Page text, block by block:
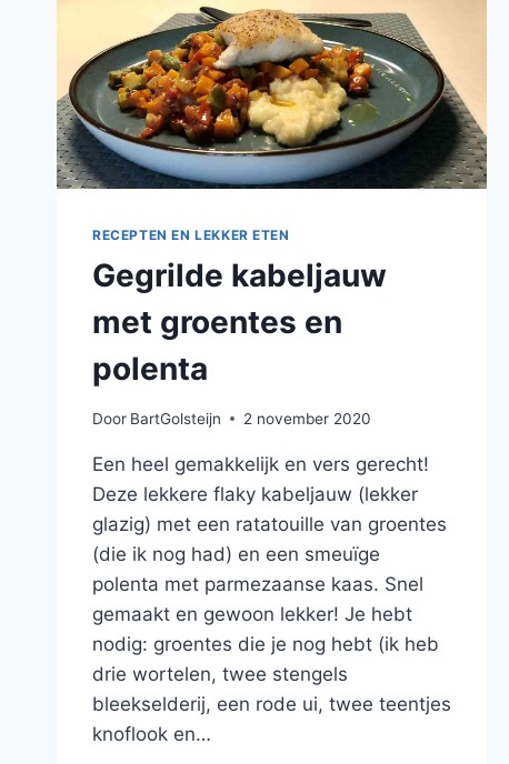
RECEPTEN EN LEKKER ETEN
Gegrilde kabeljauw
met groentes en
polenta
Door BartGolsteijn 2 november 2020
Een heel gemakkelijk en vers gerecht!
Deze lekkere flaky kabeljauw (lekker
glazig) met een ratatouille van groentes
(die ik nog had) en een smeuïge
polenta met parmezaanse kaas. Snel
gemaakt en gewoon lekker! Je hebt
nodig: groentes die je nog hebt (ik heb
drie wortelen, twee stengels
bleekselderij, een rode ui, twee teentjes
knoflook en…